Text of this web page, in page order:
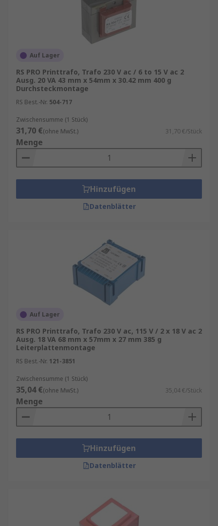
Auf Lager
RS PRO Printtrafo, Trafo 230 V ac / 6 to 15 V ac 2
Ausg. 20 VA 43 mm x 54mm x 30.42 mm 400 g
Durchsteckmontage
RS Best.-Nr. 504-717
Zwischensumme (1 Stück)
31,70 €(ohne MwSt.) 31,70 €/Stück
Menge
Hinzufügen
Datenblätter
Auf Lager
RS PRO Printtrafo, Trafo 230 V ac, 115 V / 2 x 18 V ac 2
Ausg. 18 VA 68 mm x 57mm x 27 mm 385 g
Leiterplattenmontage
RS Best.-Nr. 121-3851
Zwischensumme (1 Stück)
35,04 €(ohne MwSt.) 35,04 €/Stück
Menge
Hinzufügen
Datenblätter